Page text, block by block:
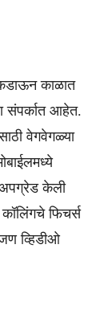
काळात
संपर्कात आहेत.
वेगवेगळ्या
अपग्रेड केली
फिचर्स
व्हिडीओ